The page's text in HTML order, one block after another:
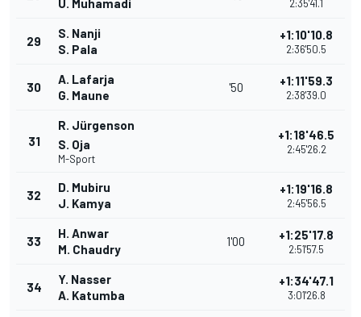
U. Muhamadi
2:35'41.1
29
S. Nanji
S. Pala
+1:10'10.8
2:36'50.5
30
A. Lafarja
G. Maune
'50 +1:11'59.3
2:38'39.0
31
R. Jürgenson
S. Oja
M-Sport
+1:18'46.5
2:45'26.2
32
D. Mubiru
J. Kamya
+1:19'16.8
2:45'56.5
33
H. Anwar
M. Chaudry
1'00 +1:25'17.8
2:51'57.5
34
Y. Nasser
A. Katumba
+1:34'47.1
3:01'26.8